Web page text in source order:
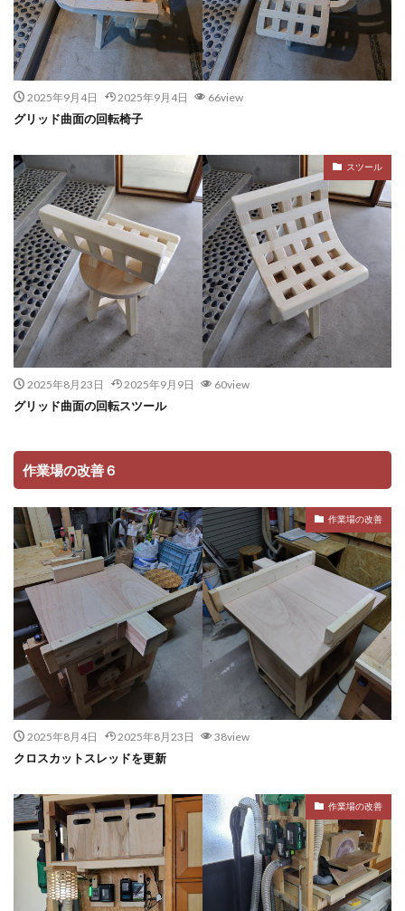
2025年9月4日 2025年9月4日 66view
グリッド曲面の回転椅子
スツール
2025年8月23日 2025年9月9日 60view
グリッド曲面の回転スツール
作業場の改善６
作業場の改善
2025年8月4日 2025年8月23日 38view
クロスカットスレッドを更新
作業場の改善